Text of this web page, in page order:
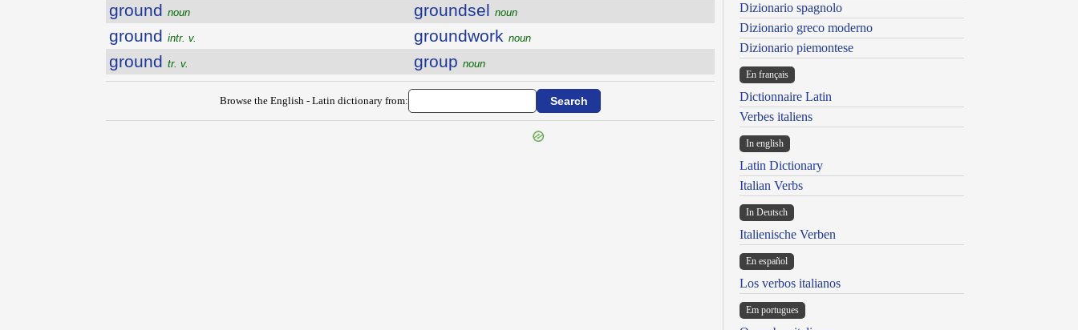
ground noun
ground intr. v.
ground tr. v.
groundsel noun
groundwork noun
group noun
Browse the English - Latin dictionary from:
Dizionario spagnolo
Dizionario greco moderno
Dizionario piemontese
En français
Dictionnaire Latin
Verbes italiens
In english
Latin Dictionary
Italian Verbs
In Deutsch
Italienische Verben
En español
Los verbos italianos
Em portugues